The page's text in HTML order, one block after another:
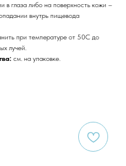
в глаза либо на поверхность кожи –
внутрь пищевода
при температуре от 50С до
лучей.
см. на упаковке.